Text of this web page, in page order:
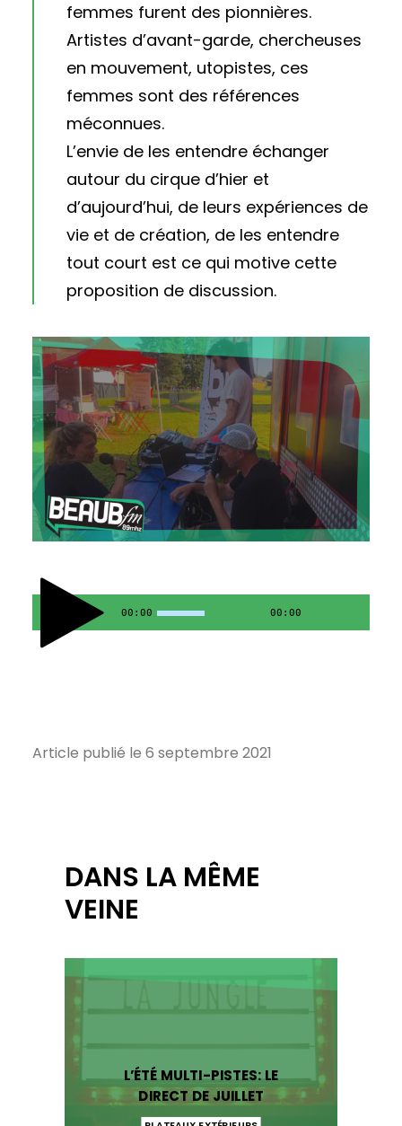
femmes furent des pionnières.
Artistes d’avant-garde, chercheuses
en mouvement, utopistes, ces
femmes sont des références
méconnues.
L’envie de les entendre échanger
autour du cirque d’hier et
d’aujourd’hui, de leurs expériences de
vie et de création, de les entendre
tout court est ce qui motive cette
proposition de discussion.
00:00 00:00
Article publié le 6 septembre 2021
DANS LA MÊME
VEINE
L’ÉTÉ MULTI-PISTES: LE
DIRECT DE JUILLET